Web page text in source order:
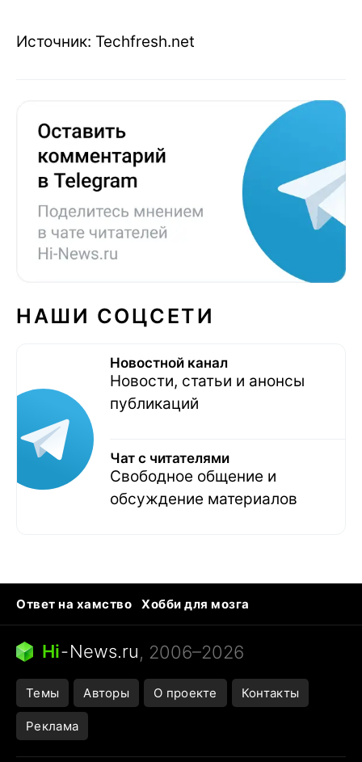
Источник: Techfresh.net
НАШИ СОЦСЕТИ
Новостной канал
Новости, статьи и анонсы
публикаций
Чат с читателями
Свободное общение и
обсуждение материалов
Ответ на хамство
Хобби для мозга
Бензин 100 vs 95
Тунцы в океанариуме
Следующая пандемия
Hi-News.ru, 2006–2026
Темы Авторы О проекте Контакты
Реклама